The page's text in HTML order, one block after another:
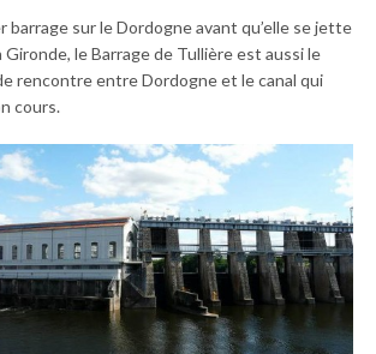
barrage sur le Dordogne avant qu’elle se jette
Gironde, le Barrage de Tullière est aussi le
rencontre entre Dordogne et le canal qui
cours.